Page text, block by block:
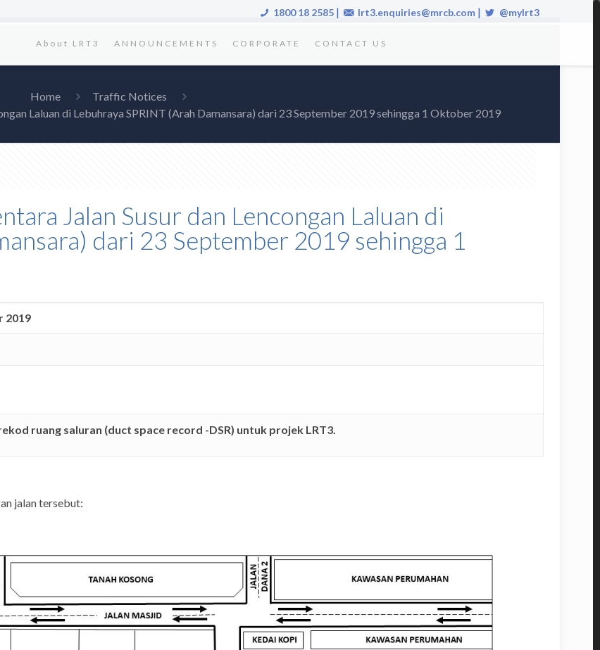
1800 18 2585 | lrt3.enquiries@mrcb.com | @mylrt3
About LRT3 ANNOUNCEMENTS CORPORATE CONTACT US
Home
Traffic Notices
Laluan di Lebuhraya SPRINT (Arah Damansara) dari 23 September 2019 sehingga 1 Oktober 2019
Jalan Susur dan Lencongan Laluan di
dari 23 September 2019 sehingga 1
2019
ruang saluran (duct space record -DSR) untuk projek LRT3.
jalan tersebut: